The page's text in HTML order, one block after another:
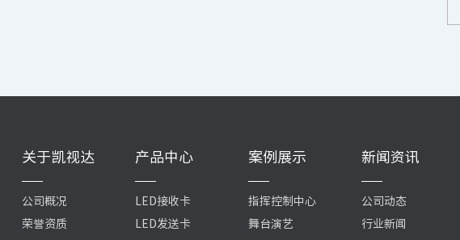
关于凯视达
公司概况
荣誉资质
产品中心
LED接收卡
LED发送卡
案例展示
指挥控制中心
舞台演艺
新闻资讯
公司动态
行业新闻